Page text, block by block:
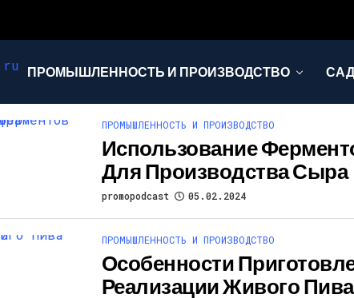
ПРОМЫШЛЕННОСТЬ И ПРОИЗВОДСТВО
ПРОМЫШЛЕННОСТЬ И ПРОИЗВОДСТВО
Использование
Для Производства Сыра
promopodcast 05.02.2024
ПРОМЫШЛЕННОСТЬ И ПРОИЗВОДСТВО
Особенности
Реализации Живого Пива